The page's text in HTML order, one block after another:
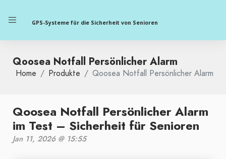
GPS-Systeme für die Sicherheit von Senioren
Qoosea Notfall Persönlicher Alarm
Home Produkte Qoosea Notfall Persönlicher Alarm
Qoosea Notfall Persönlicher Alarm
im Test – Sicherheit für Senioren
Jan 11, 2026 @ 15:55